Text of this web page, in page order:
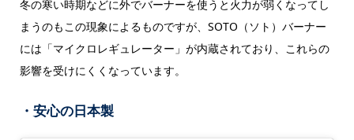
冬の寒い時期などに外でバーナーを使うと火力が弱くなってし
まうのもこの現象によるものですが、SOTO（ソト）バーナー
には「マイクロレギュレーター」が内蔵されており、これらの
影響を受けにくくなっています。
・安心の日本製